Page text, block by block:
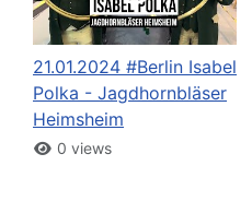
21.01.2024 #Berlin Isabel
Polka - Jagdhornbläser
Heimsheim
0 views